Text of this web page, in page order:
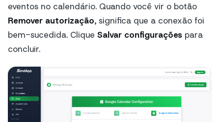
eventos no calendário. Quando você vir o botão
Remover autorização, significa que a conexão foi
bem-sucedida. Clique Salvar configurações para
concluir.